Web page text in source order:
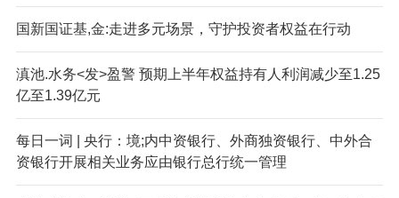
国新国证基,金:走进多元场景，守护投资者权益在行动
滇池.水务<发>盈警 预期上半年权益持有人利润减少至1.25
亿至1.39亿元
每日一词 | 央行：境;内中资银行、外商独资银行、中外合
资银行开展相关业务应由银行总行统一管理